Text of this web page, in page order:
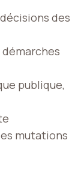
des
publique,
mutations